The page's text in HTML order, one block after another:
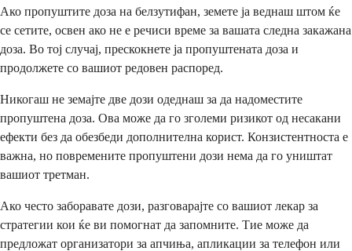
Ако пропуштите доза на белзутифан, земете ја веднаш штом ќе
се сетите, освен ако не е речиси време за вашата следна закажана
доза. Во тој случај, прескокнете ја пропуштената доза и
продолжете со вашиот редовен распоред.
Никогаш не земајте две дози одеднаш за да надоместите
пропуштена доза. Ова може да го зголеми ризикот од несакани
ефекти без да обезбеди дополнителна корист. Конзистентноста е
важна, но повремените пропуштени дози нема да го уништат
вашиот третман.
Ако често заборавате дози, разговарајте со вашиот лекар за
стратегии кои ќе ви помогнат да запомните. Тие може да
предложат организатори за апчиња, апликации за телефон или